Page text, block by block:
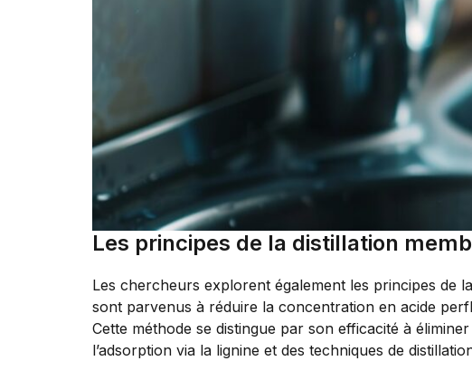
Les principes de la distillation
Les chercheurs explorent également les principes de la
sont parvenus à réduire la concentration en acide
Cette méthode se distingue par son efficacité à
l’adsorption via la lignine et des techniques de